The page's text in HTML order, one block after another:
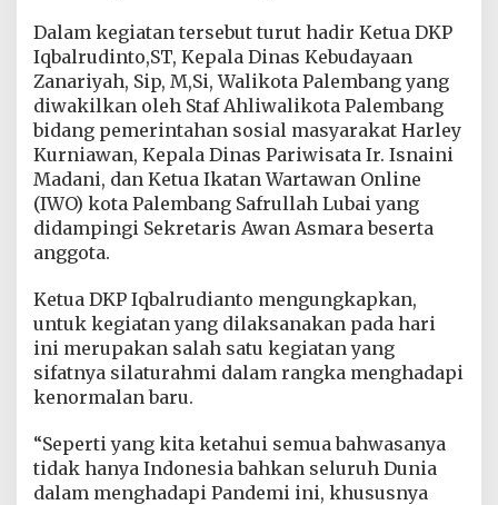
,
M
e
n
u
j
u
e
n
o
l
a
n
B
d
i
M
Dalam kegiatan tersebut turut hadir Ketua DKP
Iqbalrudinto,ST, Kepala Dinas Kebudayaan
Zanariyah, Sip, M,Si, Walikota Palembang yang
diwakilkan oleh Staf Ahliwalikota Palembang
bidang pemerintahan sosial masyarakat Harley
Kurniawan, Kepala Dinas Pariwisata Ir. Isnaini
Madani, dan Ketua Ikatan Wartawan Online
(IWO) kota Palembang Safrullah Lubai yang
didampingi Sekretaris Awan Asmara beserta
anggota.
Ketua DKP Iqbalrudianto mengungkapkan,
untuk kegiatan yang dilaksanakan pada hari
ini merupakan salah satu kegiatan yang
sifatnya silaturahmi dalam rangka menghadapi
kenormalan baru.
“Seperti yang kita ketahui semua bahwasanya
tidak hanya Indonesia bahkan seluruh Dunia
dalam menghadapi Pandemi ini, khususnya